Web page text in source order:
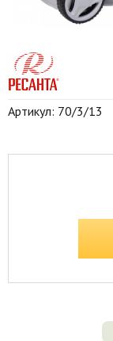
Артикул: 70/3/13